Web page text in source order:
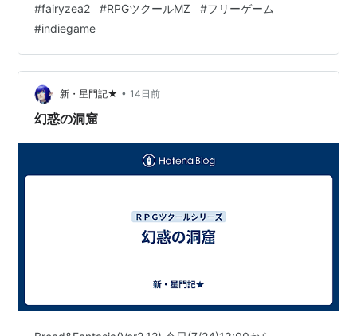
な？次回、ラストダンジョンへ行く見込み。 (↓以下プレ
イレポ。)
#fairyzea2 #RPGツクールMZ #フリーゲーム
#indiegame
新・星門記★ • 14日前
幻惑の洞窟